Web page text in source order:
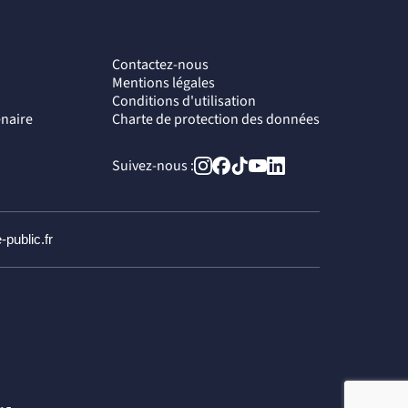
Contactez-nous
Mentions légales
Conditions d'utilisation
Charte de protection des données
Suivez-nous :
public.fr